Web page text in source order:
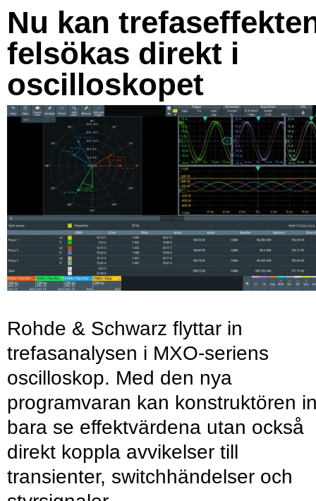
Nu kan
felsökas direkt i
oscilloskopet
Rohde & Schwarz flyttar in
trefasanalysen i MXO-seriens
oscilloskop. Med den nya
programvaran kan konstruktören
bara se effektvärdena utan också
direkt koppla avvikelser till
transienter, switchhändelser och